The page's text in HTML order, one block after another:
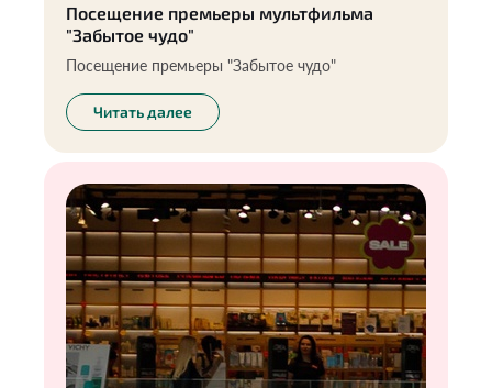
Посещение премьеры мультфильма
"Забытое чудо"
Посещение премьеры "Забытое чудо"
Читать далее